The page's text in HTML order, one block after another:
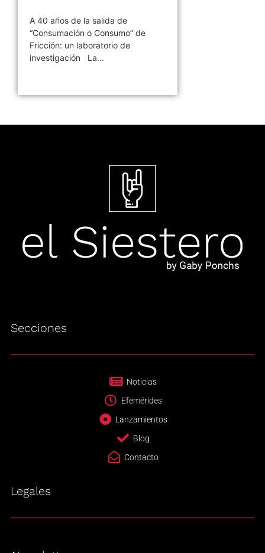
A 40 años de la salida de
“Consumación o Consumo” de
Fricción: un laboratorio de
investigación La...
Secciones
Noticias
Efemérides
Lanzamientos
Blog
Contacto
Legales